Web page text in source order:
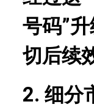
号码”
切后续
2. 细分